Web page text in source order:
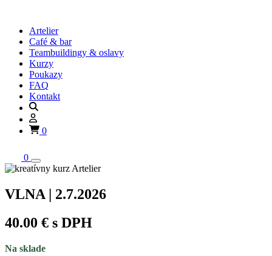
Artelier
Café & bar
Teambuildingy & oslavy
Kurzy
Poukazy
FAQ
Kontakt
0
0
VLNA | 2.7.2026
40.00 € s DPH
Na sklade